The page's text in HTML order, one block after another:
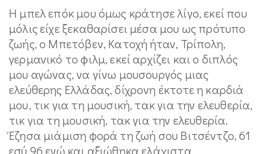
Η μπελ επόκ μου όμως κράτησε λίγο, εκεί που
μόλις είχε ξεκαθαρίσει μέσα μου ως πρότυπο
ζωής, ο Μπετόβεν, Κατοχή ήταν, Τρίπολη,
γερμανικό το φιλμ, εκεί αρχίζει και ο διπλός
μου αγώνας, να γίνω μουσουργός μιας
ελεύθερης Ελλάδας, δίχρονη έκτοτε η καρδιά
μου, τικ για τη μουσική, τακ για την ελευθερία,
τικ για τη μουσική, τακ για την ελευθερία.
Έζησα μιάμιση φορά τη ζωή σου Βιτσέντζο, 61
εσύ 96 εγώ και αξιώθηκα ελάχιστα